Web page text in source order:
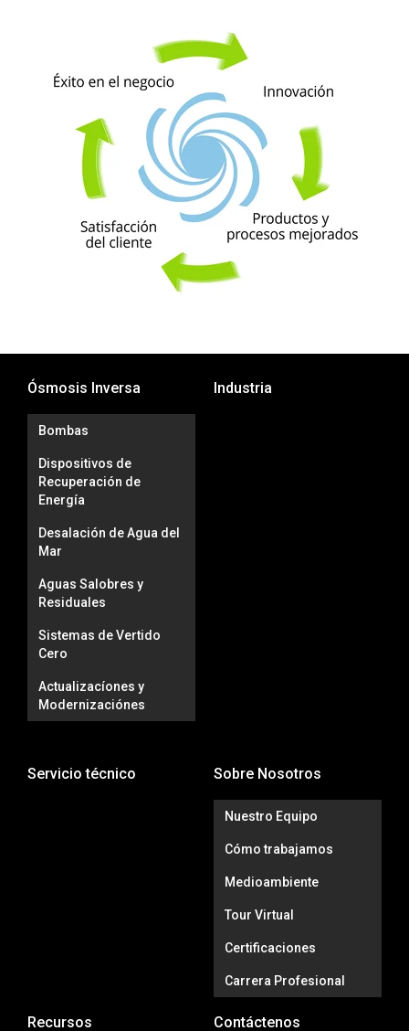
Ósmosis Inversa
Bombas
Dispositivos de
Recuperación de
Energía
Desalación de Agua del
Mar
Aguas Salobres y
Residuales
Sistemas de Vertido
Cero
Actualizacíones y
Modernizaciónes
Industria
Servicio técnico Sobre Nosotros
Nuestro Equipo
Cómo trabajamos
Medioambiente
Tour Virtual
Certificaciones
Carrera Profesional
Recursos Contáctenos